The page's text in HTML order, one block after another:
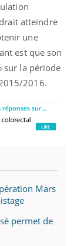
atteindre
une
est que son
sur la période
2016.
Mars
permet de